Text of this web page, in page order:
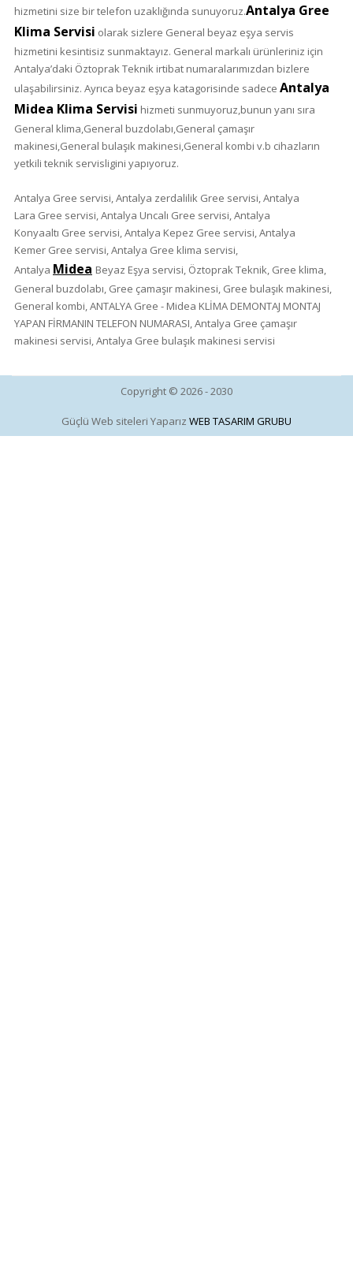
hizmetini size bir telefon uzaklığında sunuyoruz.Antalya Gree
Klima Servisi olarak sizlere General beyaz eşya servis
hizmetini kesintisiz sunmaktayız. General markalı ürünleriniz için
Antalya’daki Öztoprak Teknik irtibat numaralarımızdan bizlere
ulaşabilirsiniz. Ayrıca beyaz eşya katagorisinde sadece Antalya
Midea Klima Servisi hizmeti sunmuyoruz,bunun yanı sıra
General klima,General buzdolabı,General çamaşır
makinesi,General bulaşık makinesi,General kombi v.b cihazların
yetkili teknik servisligini yapıyoruz.
Antalya Gree servisi, Antalya zerdalilik Gree servisi, Antalya
Lara Gree servisi, Antalya Uncalı Gree servisi, Antalya
Konyaaltı Gree servisi, Antalya Kepez Gree servisi, Antalya
Kemer Gree servisi, Antalya Gree klima servisi,
Antalya Midea Beyaz Eşya servisi, Öztoprak Teknik, Gree klima,
General buzdolabı, Gree çamaşır makinesi, Gree bulaşık makinesi,
General kombi, ANTALYA Gree - Midea KLİMA DEMONTAJ MONTAJ
YAPAN FİRMANIN TELEFON NUMARASI, Antalya Gree çamaşır
makinesi servisi, Antalya Gree bulaşık makinesi servisi
Copyright © 2026 - 2030
Güçlü Web siteleri Yaparız WEB TASARIM GRUBU